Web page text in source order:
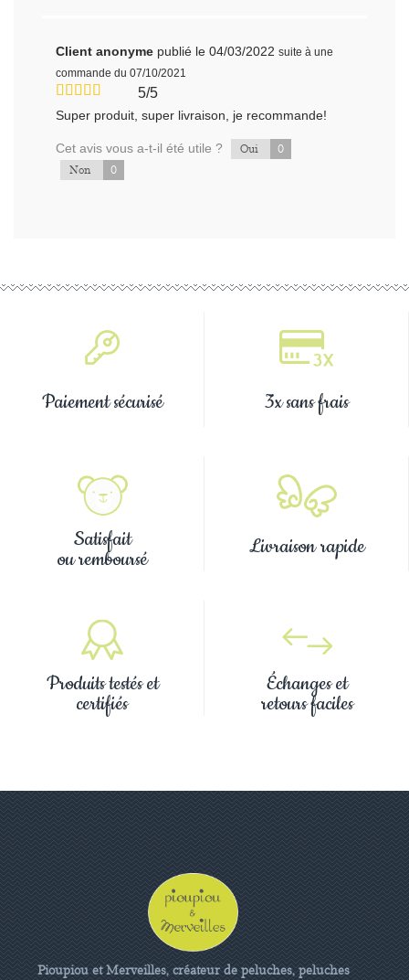
Client anonyme publié le 04/03/2022 suite à une
commande du 07/10/2021
5/5
Super produit, super livraison, je recommande!
Cet avis vous a-t-il été utile ? Oui 0
Non 0
Paiement sécurisé 3x sans frais
Satisfait
ou remboursé Livraison rapide
Produits testés et
certifiés
Échanges et
retours faciles
Pioupiou et Merveilles, créateur de peluches, peluches